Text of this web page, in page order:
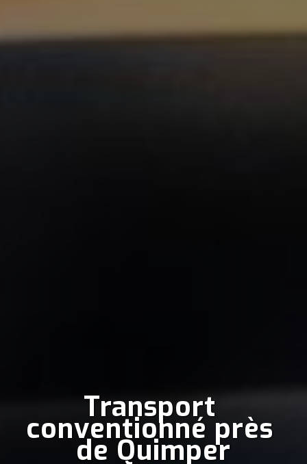
Transport
conventionné près
de Quimper